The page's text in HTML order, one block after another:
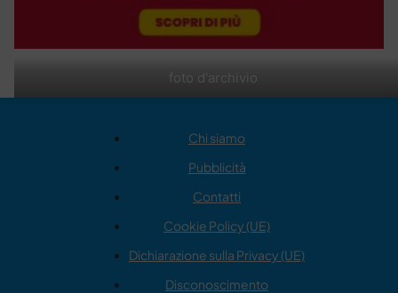
foto d'archivio
Chi siamo
Pubblicità
Contatti
Cookie Policy (UE)
Dichiarazione sulla Privacy (UE)
Disconoscimento